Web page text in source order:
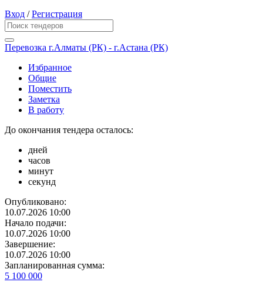
Вход /Регистрация
Перевозка г.Алматы (РК) - г.Астана (РК)
Избранное
Общие
Поместить
Заметка
В работу
До окончания тендера осталось:
дней
часов
минут
секунд
Опубликовано:
10.07.2026 10:00
Начало подачи:
10.07.2026 10:00
Завершение:
10.07.2026 10:00
Запланированная сумма:
5 100 000